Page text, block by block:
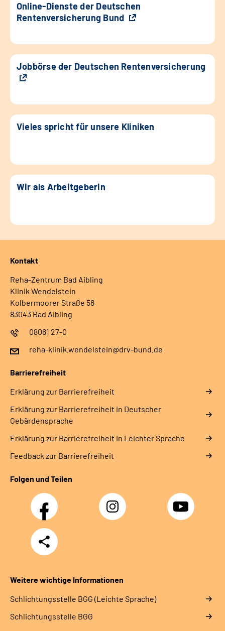
Online-Dienste der Deutschen
Rentenversicherung Bund
Jobbörse der Deutschen Rentenversicherung
Vieles spricht für unsere Kliniken
Wir als Arbeitgeberin
Kontakt
Reha-Zentrum Bad Aibling
Klinik Wendelstein
Kolbermoorer Straße 56
83043 Bad Aibling
08061 27-0
reha-klinik.wendelstein@drv-bund.de
Barrierefreiheit
Erklärung zur Barrierefreiheit
Erklärung zur Barrierefreiheit in Deutscher
Gebärdensprache
Erklärung zur Barrierefreiheit in Leichter Sprache
Feedback zur Barrierefreiheit
Folgen und Teilen
Facebook Instagram YouTube
Teilen
Weitere wichtige Informationen
Schlich­tungs­stel­le BGG (Leichte Sprache)
Schlich­tungs­stel­le BGG